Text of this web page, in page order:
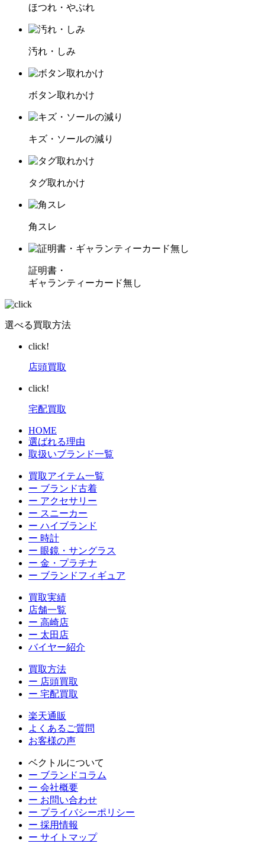
ほつれ・やぶれ
汚れ・しみ
ボタン取れかけ
キズ・ソールの減り
タグ取れかけ
角スレ
証明書・
ギャランティーカード無し
選べる買取方法
click!
店頭買取
click!
宅配買取
HOME
選ばれる理由
取扱いブランド一覧
買取アイテム一覧
ー ブランド古着
ー アクセサリー
ー スニーカー
ー ハイブランド
ー 時計
ー 眼鏡・サングラス
ー 金・プラチナ
ー ブランドフィギュア
買取実績
店舗一覧
ー 高崎店
ー 太田店
バイヤー紹介
買取方法
ー 店頭買取
ー 宅配買取
楽天通販
よくあるご質問
お客様の声
ベクトルについて
ー ブランドコラム
ー 会社概要
ー お問い合わせ
ー プライバシーポリシー
ー 採用情報
ー サイトマップ